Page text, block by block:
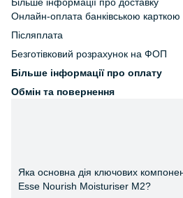
Онлайн-оплата банківською карткою
Післяплата
Безготівковий розрахунок на ФОП
Більше інформації про оплату
Обмін та повернення
Яка основна дія ключових
Esse Nourish Moisturiser M2?